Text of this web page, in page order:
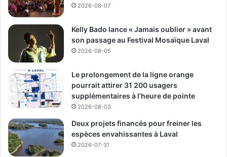
Labelle, Sandra El-Helou, ainsi que des conseillers Nicolas
Borne, Mohamed Ba et Christine Poirier.
Sandra El-Helou a ouvert la cérémonie en soulignant que
le parc représente un lieu de loisirs, de rassemblement et
de dynamisme communautaire au cœur d’un quartier
important de Laval. Elle a aussi remercié les équipes
municipales, les professionnels et les employés ayant
La cérémonie a été suivie d’une coupure officielle du
ruban devant le chalet du parc, puis d’une visite guidée du
2026-08-07
Kelly Bado lance « Jamais oublier » avant
son passage au Festival Mosaïque Laval
2026-08-05
Le prolongement de la ligne orange
pourrait attirer 31 200 usagers
supplémentaires à l’heure de pointe
2026-08-03
Deux projets financés pour freiner les
espèces envahissantes à Laval
2026-07-31